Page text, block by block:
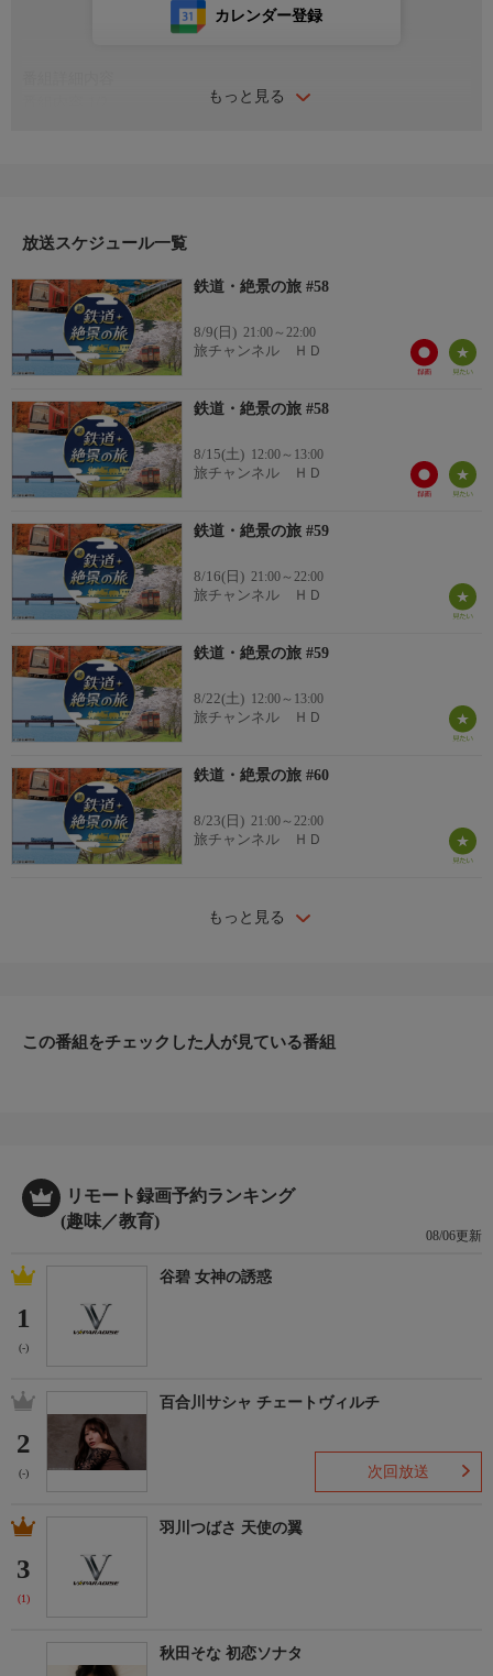
もっと見る
カレンダー登録
番組内容 2/2
いで、夏の中国山地を縦断します。里山が広がる沿線は、まさに
日本の原風景。昔ながらの宿場町を訪ね、郷土料理に舌鼓を打ち
ます。
この番組の情報等は撮影当時のものであり現在と異なる場合があ
ります。あらかじめご了承ください。
放送スケジュール一覧
鉄道・絶景の旅 #58
8/9(日) 21:00～22:00
旅チャンネル ＨＤ
鉄道・絶景の旅 #58
8/15(土) 12:00～13:00
旅チャンネル ＨＤ
鉄道・絶景の旅 #59
8/16(日) 21:00～22:00
旅チャンネル ＨＤ
鉄道・絶景の旅 #59
8/22(土) 12:00～13:00
旅チャンネル ＨＤ
鉄道・絶景の旅 #60
8/23(日) 21:00～22:00
旅チャンネル ＨＤ
もっと見る
この番組をチェックした人が見ている番組
リモート録画予約ランキング
(趣味／教育)
08/06更新
1
(-)
谷碧 女神の誘惑
2
(-)
百合川サシャ チェートヴィルチ
次回放送
3
(1)
羽川つばさ 天使の翼
秋田そな 初恋ソナタ